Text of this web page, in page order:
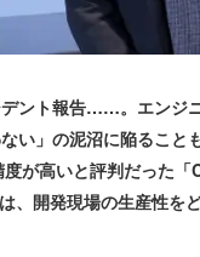
ト報告……。エンジ
」の泥沼に陥ること
が高いと評判だった
開発現場の生産性を